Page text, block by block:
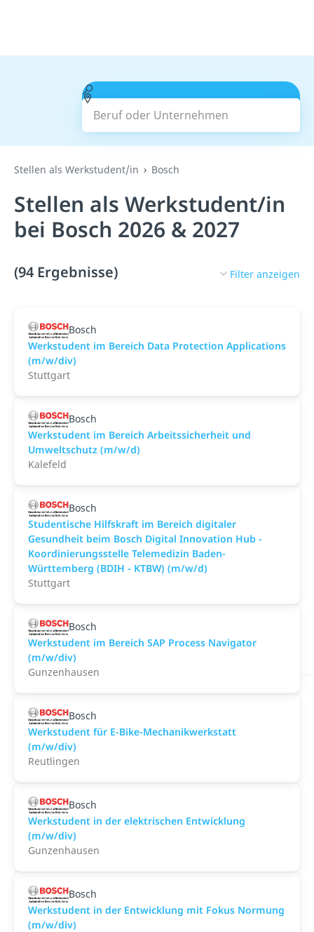
Beruf oder Unternehmen
Suchen
Stellen als Werkstudent/in Bosch
Stellen als Werkstudent/in
bei Bosch 2026 & 2027
(94 Ergebnisse) Filter anzeigen
Bosch
Werkstudent im Bereich Data Protection Applications
(m/w/div)
Stuttgart
Bosch
Werkstudent im Bereich Arbeitssicherheit und
Umweltschutz (m/w/d)
Kalefeld
Bosch
Studentische Hilfskraft im Bereich digitaler
Gesundheit beim Bosch Digital Innovation Hub -
Koordinierungsstelle Telemedizin Baden-
Württemberg (BDIH - KTBW) (m/w/d)
Stuttgart
Bosch
Werkstudent im Bereich SAP Process Navigator
(m/w/div)
Gunzenhausen
Bosch
Werkstudent für E-Bike-Mechanikwerkstatt
(m/w/div)
Reutlingen
Bosch
Werkstudent in der elektrischen Entwicklung
(m/w/div)
Gunzenhausen
Bosch
Werkstudent in der Entwicklung mit Fokus Normung
(m/w/div)